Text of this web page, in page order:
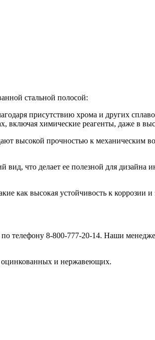
стальной полосой:
присутствию хрома и других
включая химические реагенты, даже в
высокой прочностью к механическим
что делает ее полезной для дизайна
как высокая устойчивость к коррозии
телефону 8-800-777-20-14. Наши
оцинкованных и нержавеющих.